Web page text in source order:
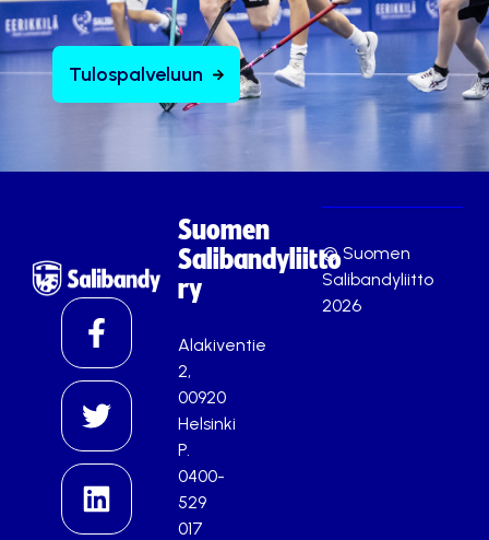
Tulospalveluun
Suomen
Salibandyliitto
ry
Alakiventie
2,
00920
Helsinki
P.
0400-
529
017
© Suomen
Salibandyliitto
2026